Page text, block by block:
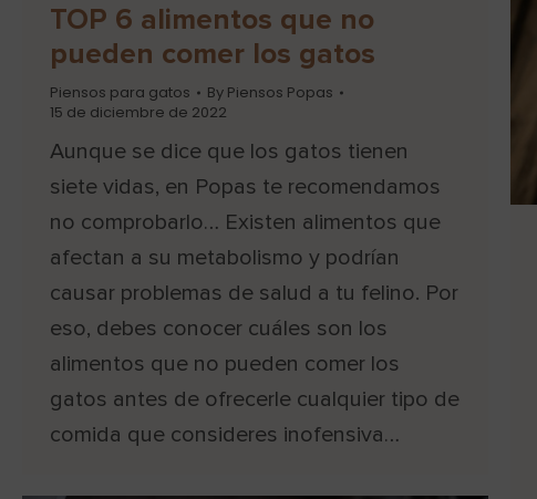
TOP 6 alimentos que no
pueden comer los gatos
Piensos para gatos By Piensos Popas
15 de diciembre de 2022
Aunque se dice que los gatos tienen
siete vidas, en Popas te recomendamos
no comprobarlo… Existen alimentos que
afectan a su metabolismo y podrían
causar problemas de salud a tu felino. Por
eso, debes conocer cuáles son los
alimentos que no pueden comer los
gatos antes de ofrecerle cualquier tipo de
comida que consideres inofensiva…